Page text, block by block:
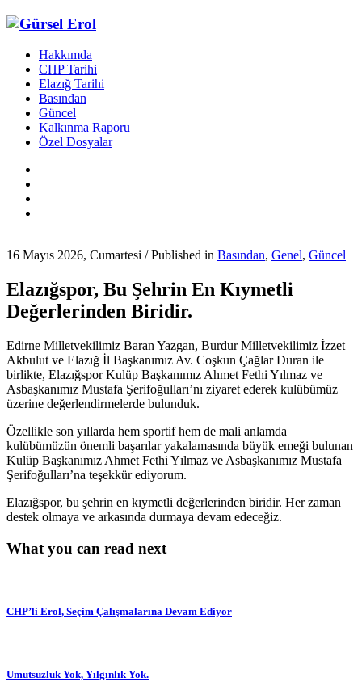
Hakkımda
CHP Tarihi
Elazığ Tarihi
Basından
Güncel
Kalkınma Raporu
Özel Dosyalar
16 Mayıs 2026, Cumartesi /Published in Basından, Genel, Güncel
Elazığspor, Bu Şehrin En Kıymetli
Değerlerinden Biridir.
Edirne Milletvekilimiz Baran Yazgan, Burdur Milletvekilimiz İzzet
Akbulut ve Elazığ İl Başkanımız Av. Coşkun Çağlar Duran ile
birlikte, Elazığspor Kulüp Başkanımız Ahmet Fethi Yılmaz ve
Asbaşkanımız Mustafa Şerifoğulları’nı ziyaret ederek kulübümüz
üzerine değerlendirmelerde bulunduk.
Özellikle son yıllarda hem sportif hem de mali anlamda
kulübümüzün önemli başarılar yakalamasında büyük emeği bulunan
Kulüp Başkanımız Ahmet Fethi Yılmaz ve Asbaşkanımız Mustafa
Şerifoğulları’na teşekkür ediyorum.
Elazığspor, bu şehrin en kıymetli değerlerinden biridir. Her zaman
destek olmaya ve arkasında durmaya devam edeceğiz.
What you can read next
CHP’li Erol, Seçim Çalışmalarına Devam Ediyor
Umutsuzluk Yok, Yılgınlık Yok.